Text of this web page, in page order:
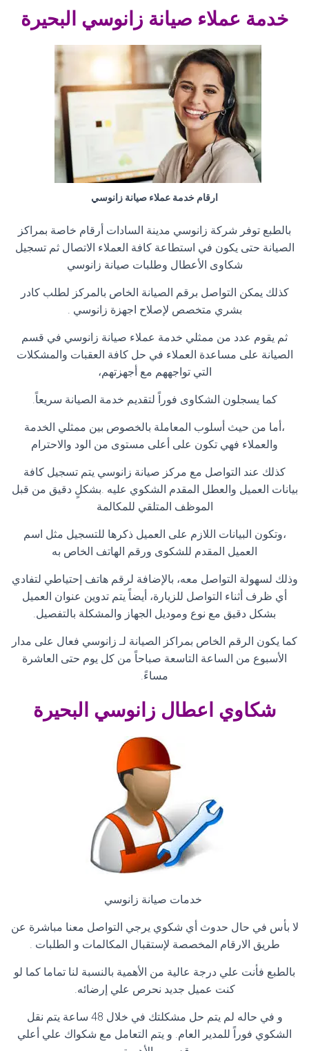
خدمة عملاء صيانة زانوسي البحيرة
ارقام خدمة عملاء صيانة زانوسي
بالطبع توفر شركة زانوسي مدينة السادات أرقام خاصة بمراكز
الصيانة حتى يكون في استطاعة كافة العملاء الاتصال ثم تسجيل
شكاوى الأعطال وطلبات صيانة زانوسي
كذلك يمكن التواصل برقم الصيانة الخاص بالمركز لطلب كادر
بشري متخصص لإصلاح اجهزة زانوسي .
ثم يقوم عدد من ممثلي خدمة عملاء صيانة زانوسي في قسم
الصيانة على مساعدة العملاء في حل كافة العقبات والمشكلات
التي تواجههم مع أجهزتهم،
كما يسجلون الشكاوى فوراً لتقديم خدمة الصيانة سريعاً.
،أما من حيث أسلوب المعاملة بالخصوص بين ممثلي الخدمة
والعملاء فهي تكون على أعلى مستوى من الود والاحترام
كذلك عند التواصل مع مركز صيانة زانوسي يتم تسجيل كافة
بيانات العميل والعطل المقدم الشكوي عليه .بشكلٍ دقيق من قبل
الموظف المتلقي للمكالمة
،وتكون البيانات اللازم على العميل ذكرها للتسجيل مثل اسم
العميل المقدم للشكوى ورقم الهاتف الخاص به
وذلك لسهولة التواصل معه، بالإضافة لرقم هاتف إحتياطي لتفادي
أي ظرف أثناء التواصل للزيارة، أيضاً يتم تدوين عنوان العميل
بشكل دقيق مع نوع وموديل الجهاز والمشكلة بالتفصيل.
كما يكون الرقم الخاص بمراكز الصيانة لـ زانوسي فعال على مدار
الأسبوع من الساعة التاسعة صباحاً من كل يوم حتى العاشرة
مساءً.
شكاوي اعطال زانوسي البحيرة
خدمات صيانة زانوسي
لا بأس في حال حدوث أي شكوي يرجي التواصل معنا مباشرة عن
طريق الارقام المخصصة لإستقبال المكالمات و الطلبات .
بالطبع فأنت علي درجة عالية من الأهمية بالنسبة لنا تماما كما لو
كنت عميل جديد نحرص علي إرضائه.
و في حاله لم يتم حل مشكلتك في خلال 48 ساعة يتم نقل
الشكوي فوراً للمدير العام. و يتم التعامل مع شكواك علي أعلي